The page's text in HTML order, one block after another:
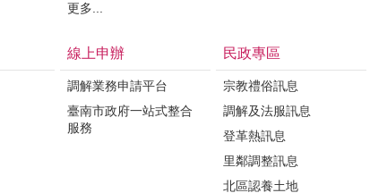
更多...
線上申辦
調解業務申請平台
臺南市政府一站式整合
服務
民政專區
宗教禮俗訊息
調解及法服訊息
登革熱訊息
里鄰調整訊息
北區認養土地